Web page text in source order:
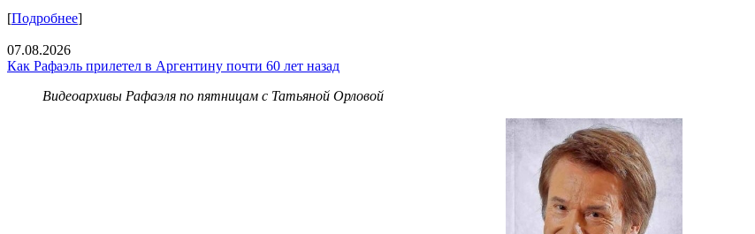
[Подробнее]
07.08.2026
Как Рафаэль прилетел в Аргентину почти 60 лет назад
Видеоархивы Рафаэля по пятницам с Татьяной Орловой